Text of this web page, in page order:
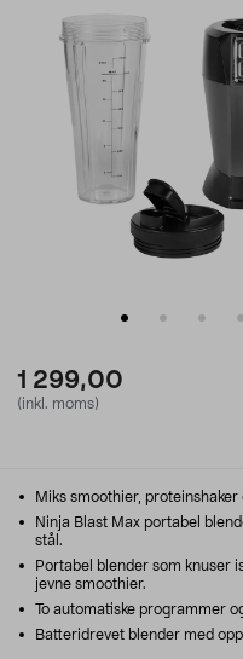
1 299,00
(inkl. moms)
Miks smoothier,
Ninja Blast Max portabel
stål.
Portabel blender som knuser
jevne smoothier.
To automatiske programmer
Batteridrevet blender med